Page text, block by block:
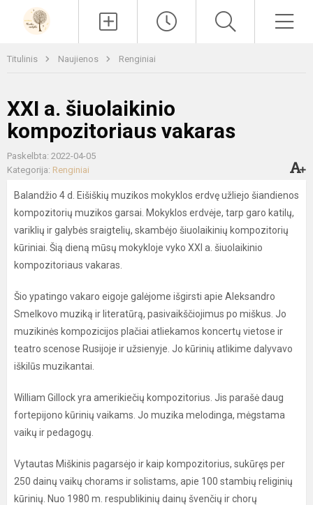
Titulinis Naujienos Renginiai
XXI a. šiuolaikinio
kompozitoriaus vakaras
Paskelbta: 2022-04-05
Kategorija: Renginiai
Balandžio 4 d. Eišiškių muzikos mokyklos erdvę užliejo šiandienos
kompozitorių muzikos garsai. Mokyklos erdvėje, tarp garo katilų,
variklių ir galybės sraigtelių, skambėjo šiuolaikinių kompozitorių
kūriniai. Šią dieną mūsų mokykloje vyko XXI a. šiuolaikinio
kompozitoriaus vakaras.
Šio ypatingo vakaro eigoje galėjome išgirsti apie Aleksandro
Smelkovo muziką ir literatūrą, pasivaikščiojimus po miškus. Jo
muzikinės kompozicijos plačiai atliekamos koncertų vietose ir
teatro scenose Rusijoje ir užsienyje. Jo kūrinių atlikime dalyvavo
iškilūs muzikantai.
William Gillock yra amerikiečių kompozitorius. Jis parašė daug
fortepijono kūrinių vaikams. Jo muzika melodinga, mėgstama
vaikų ir pedagogų.
Vytautas Miškinis pagarsėjo ir kaip kompozitorius, sukūręs per
250 dainų vaikų chorams ir solistams, apie 100 stambių religinių
kūrinių. Nuo 1980 m. respublikinių dainų švenčių ir chorų